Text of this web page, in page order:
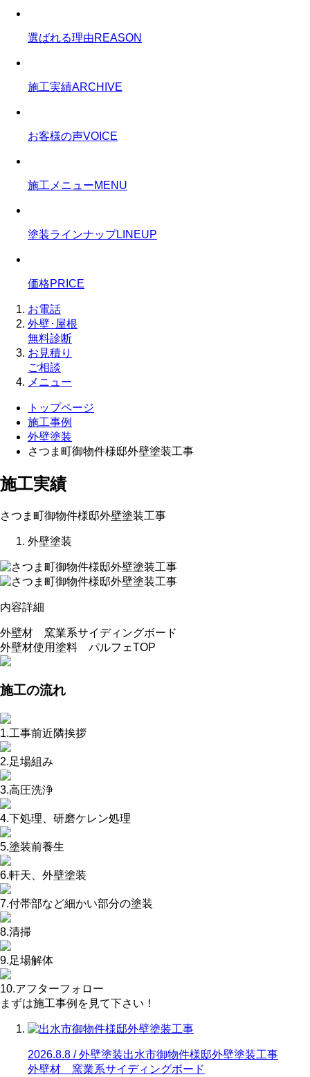
選ばれる理由REASON
施工実績ARCHIVE
お客様の声VOICE
施工メニューMENU
塗装ラインナップLINEUP
価格PRICE
お電話
外壁･屋根
無料診断
お見積り
ご相談
メニュー
トップページ
施工事例
外壁塗装
さつま町御物件様邸外壁塗装工事
施工実績
さつま町御物件様邸外壁塗装工事
外壁塗装
内容詳細
外壁材 窯業系サイディングボード
外壁材使用塗料 パルフェTOP
施工の流れ
1.工事前近隣挨拶
2.足場組み
3.高圧洗浄
4.下処理、研磨ケレン処理
5.塗装前養生
6.軒天、外壁塗装
7.付帯部など細かい部分の塗装
8.清掃
9.足場解体
10.アフターフォロー
まずは施工事例を見て下さい！
2026.8.8 / 外壁塗装出水市御物件様邸外壁塗装工事
外壁材 窯業系サイディングボード